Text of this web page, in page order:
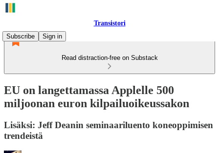
Transistori
Subscribe
Sign in
Read distraction-free on Substack
EU on langettamassa Applelle 500
miljoonan euron kilpailuoikeussakon
Lisäksi: Jeff Deanin seminaariluento koneoppimisen
trendeistä